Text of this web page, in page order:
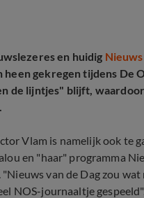
en huidig
heen gekregen tijdens De
de lijntjes" blijft,
Vlam is namelijk ook te
en "haar" programma
"Nieuws van de Dag zou
NOS-journaaltje